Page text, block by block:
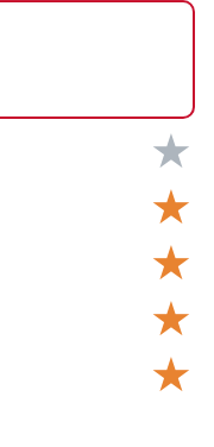
★
★
★
★
★